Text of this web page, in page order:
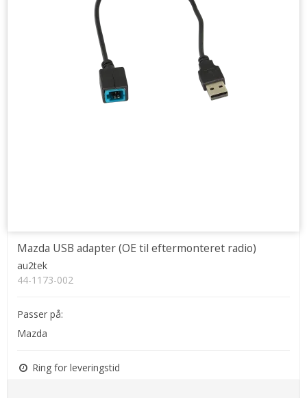
Mazda USB adapter (OE til eftermonteret radio)
au2tek
44-1173-002
Passer på:
Mazda
Ring for leveringstid